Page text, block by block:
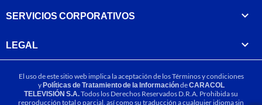
SERVICIOS CORPORATIVOS
LEGAL
El uso de este sitio web implica la aceptación de losTérminos y condiciones
yPolíticas de Tratamiento de la InformacióndeCARACOL
TELEVISIÓN S.A.Todos los Derechos Reservados D.R.A. Prohibida su
reproducción total o parcial, así como su traducción a cualquier idioma sin